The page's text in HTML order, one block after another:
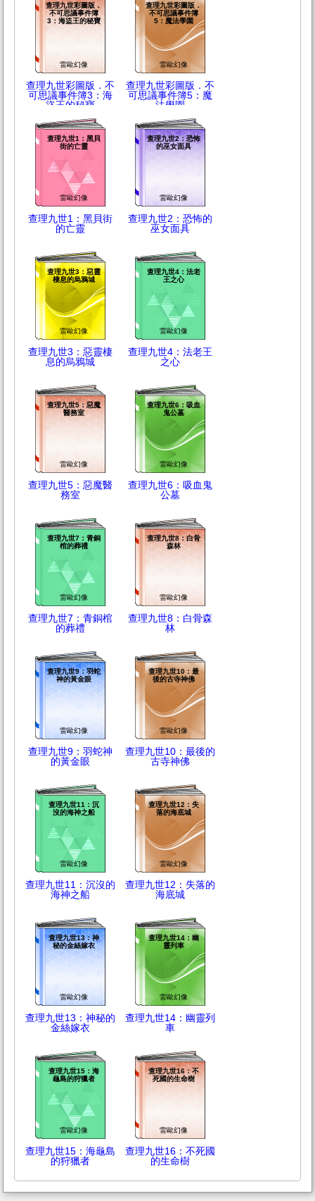
查理九世彩圖版．
不可思議事件簿
3：海盜王的秘寶
雷歐幻像
查理九世彩圖版．不
可思議事件簿3：海
盜王的秘寶
查理九世彩圖版．
不可思議事件簿
5：魔法學園
雷歐幻像
查理九世彩圖版．不
可思議事件簿5：魔
法學園
查理九世1：黑貝
街的亡靈
雷歐幻像
查理九世1：黑貝街
的亡靈
查理九世2：恐怖
的巫女面具
雷歐幻像
查理九世2：恐怖的
巫女面具
查理九世3：惡靈
棲息的烏鴉城
雷歐幻像
查理九世3：惡靈棲
息的烏鴉城
查理九世4：法老
王之心
雷歐幻像
查理九世4：法老王
之心
查理九世5：惡魔
醫務室
雷歐幻像
查理九世5：惡魔醫
務室
查理九世6：吸血
鬼公墓
雷歐幻像
查理九世6：吸血鬼
公墓
查理九世7：青銅
棺的葬禮
雷歐幻像
查理九世7：青銅棺
的葬禮
查理九世8：白骨
森林
雷歐幻像
查理九世8：白骨森
林
查理九世9：羽蛇
神的黃金眼
雷歐幻像
查理九世9：羽蛇神
的黃金眼
查理九世10：最
後的古寺神佛
雷歐幻像
查理九世10：最後的
古寺神佛
查理九世11：沉
沒的海神之船
雷歐幻像
查理九世11：沉沒的
海神之船
查理九世12：失
落的海底城
雷歐幻像
查理九世12：失落的
海底城
查理九世13：神
秘的金絲嫁衣
雷歐幻像
查理九世13：神秘的
金絲嫁衣
查理九世14：幽
靈列車
雷歐幻像
查理九世14：幽靈列
車
查理九世15：海
龜島的狩獵者
雷歐幻像
查理九世15：海龜島
的狩獵者
查理九世16：不
死國的生命樹
雷歐幻像
查理九世16：不死國
的生命樹